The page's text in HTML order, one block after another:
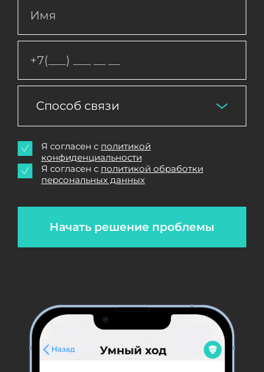
Способ связи
Начать решение проблемы
Я согласен с политикой
конфиденциальности
Я согласен с политикой обработки
персональных данных